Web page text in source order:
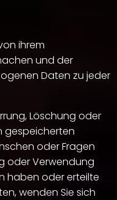
ihrem
und der
Daten zu jeder
Löschung oder
gespeicherten
oder Fragen
oder Verwendung
haben oder erteilte
wenden Sie sich